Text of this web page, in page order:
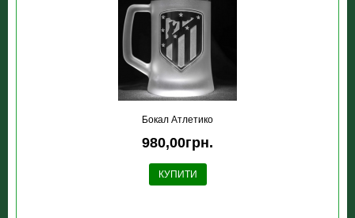
Бокал Атлетико
980,00грн.
КУПИТИ